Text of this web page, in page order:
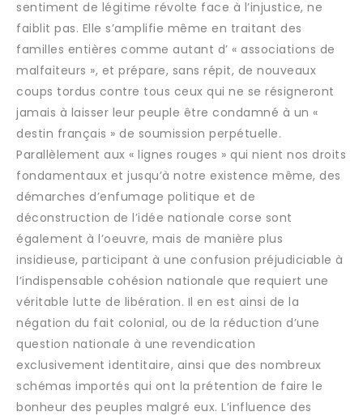
sentiment de légitime révolte face à l’injustice, ne
faiblit pas. Elle s’amplifie même en traitant des
familles entières comme autant d’ « associations de
malfaiteurs », et prépare, sans répit, de nouveaux
coups tordus contre tous ceux qui ne se résigneront
jamais à laisser leur peuple être condamné à un «
destin français » de soumission perpétuelle.
Parallèlement aux « lignes rouges » qui nient nos droits
fondamentaux et jusqu’à notre existence même, des
démarches d’enfumage politique et de
déconstruction de l’idée nationale corse sont
également à l’oeuvre, mais de manière plus
insidieuse, participant à une confusion préjudiciable à
l’indispensable cohésion nationale que requiert une
véritable lutte de libération. Il en est ainsi de la
négation du fait colonial, ou de la réduction d’une
question nationale à une revendication
exclusivement identitaire, ainsi que des nombreux
schémas importés qui ont la prétention de faire le
bonheur des peuples malgré eux. L’influence des